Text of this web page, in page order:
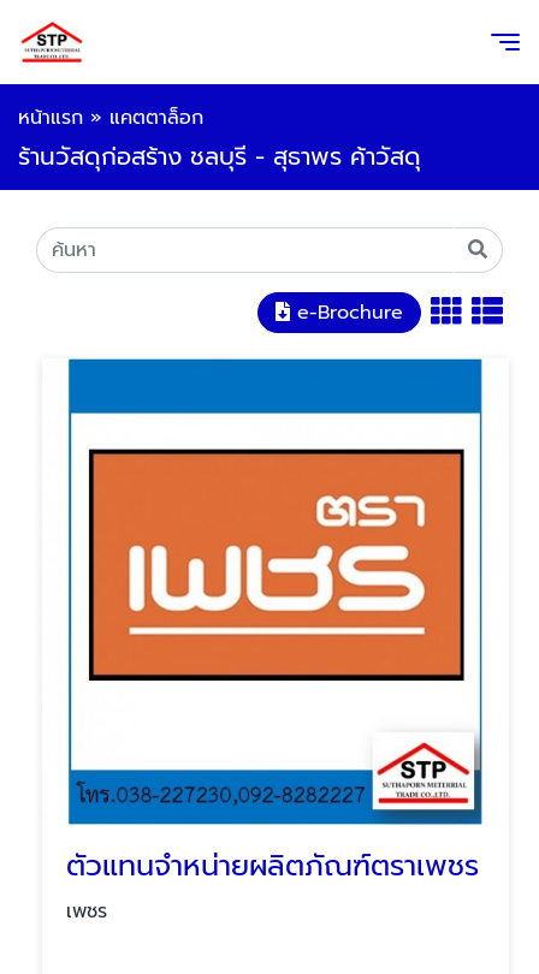
หน้าแรก » แคตตาล็อก
ร้านวัสดุก่อสร้าง ชลบุรี - สุธาพร ค้าวัสดุ
e-Brochure
ตัวแทนจำหน่ายผลิตภัณฑ์ตราเพชร
เพชร